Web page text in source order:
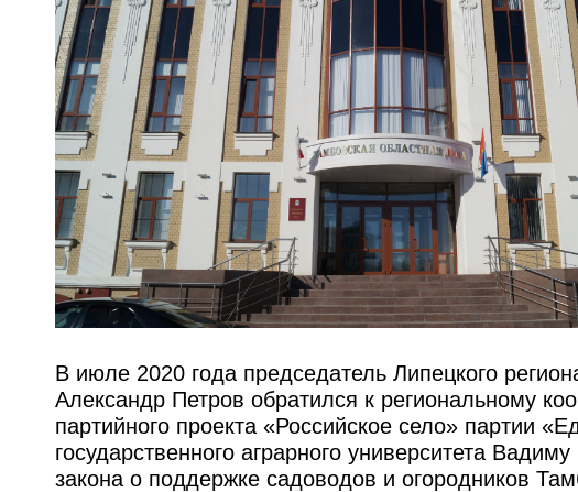
В июле 2020 года председатель Липецкого
Александр Петров обратился к региональному
партийного проекта «Российское село» партии
государственного аграрного университета
закона о поддержке садоводов и огородников